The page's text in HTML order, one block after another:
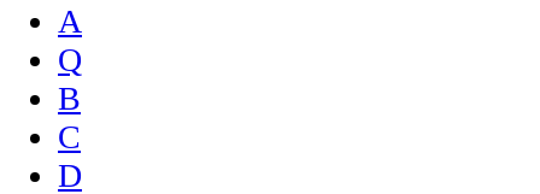
A
Q
B
C
D